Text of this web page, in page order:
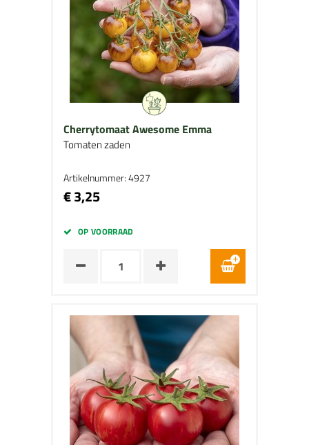
Cherrytomaat Awesome Emma
Tomaten zaden
Artikelnummer: 4927
€ 3,25
OP VOORRAAD